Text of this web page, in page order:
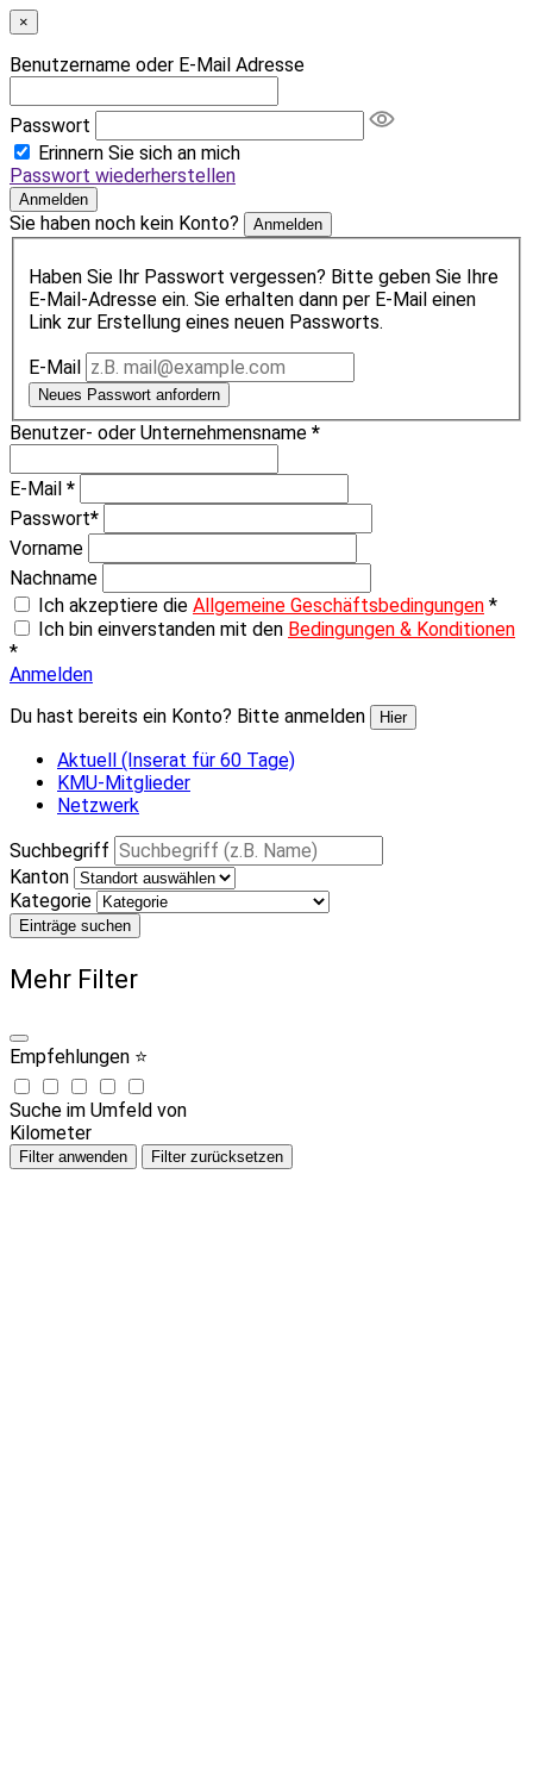
×
Benutzername oder E-Mail Adresse
Passwort
Erinnern Sie sich an mich
Passwort wiederherstellen
Anmelden
Sie haben noch kein Konto? Anmelden
Haben Sie Ihr Passwort vergessen? Bitte geben Sie Ihre
E-Mail-Adresse ein. Sie erhalten dann per E-Mail einen
Link zur Erstellung eines neuen Passworts.
E-Mail
Neues Passwort anfordern
Benutzer- oder Unternehmensname *
E-Mail *
Passwort*
Vorname
Nachname
Ich akzeptiere die Allgemeine Geschäftsbedingungen *
Ich bin einverstanden mit den Bedingungen & Konditionen
*
Anmelden
Du hast bereits ein Konto? Bitte anmelden
Hier
Aktuell (Inserat für 60 Tage)
KMU-Mitglieder
Netzwerk
Suchbegriff
Kanton
Kategorie
Einträge suchen
Mehr Filter
Empfehlungen ⭐
Suche im Umfeld von
Kilometer
Filter anwenden Filter zurücksetzen